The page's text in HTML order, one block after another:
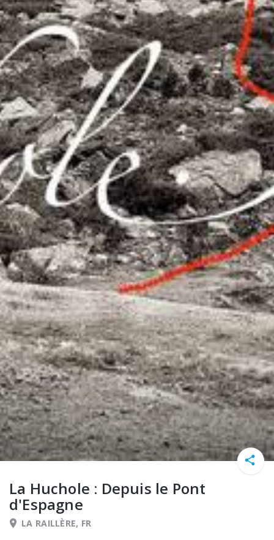
La Huchole : Depuis le Pont
d'Espagne
LA RAILLÈRE, FR